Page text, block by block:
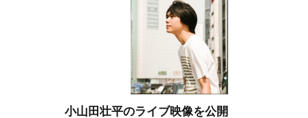
小山田壮平のライブ映像を公開